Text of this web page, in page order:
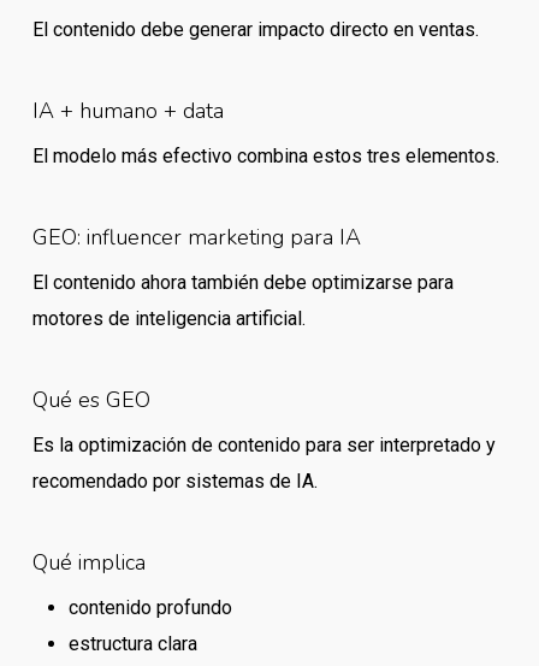
El contenido debe generar impacto directo en ventas.
IA + humano + data
El modelo más efectivo combina estos tres elementos.
GEO: influencer marketing para IA
El contenido ahora también debe optimizarse para
motores de inteligencia artificial.
Qué es GEO
Es la optimización de contenido para ser interpretado y
recomendado por sistemas de IA.
Qué implica
contenido profundo
estructura clara